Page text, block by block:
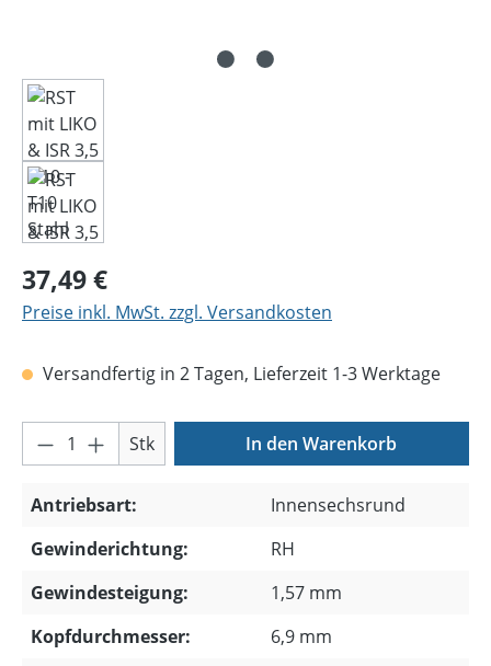
Regulärer Preis:
37,49 €
Preise inkl. MwSt. zzgl. Versandkosten
Versandfertig in 2 Tagen, Lieferzeit 1-3 Werktage
Produkt Anzahl: Gib den gewünschten
Stk In den Warenkorb
Antriebsart:
Innensechsrund
Gewinderichtung:
RH
Gewindesteigung:
1,57 mm
Kopfdurchmesser:
6,9 mm